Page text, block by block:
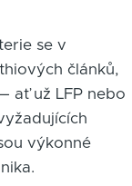
se v
článků,
ať už LFP nebo
výkonné